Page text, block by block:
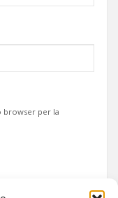
browser per la